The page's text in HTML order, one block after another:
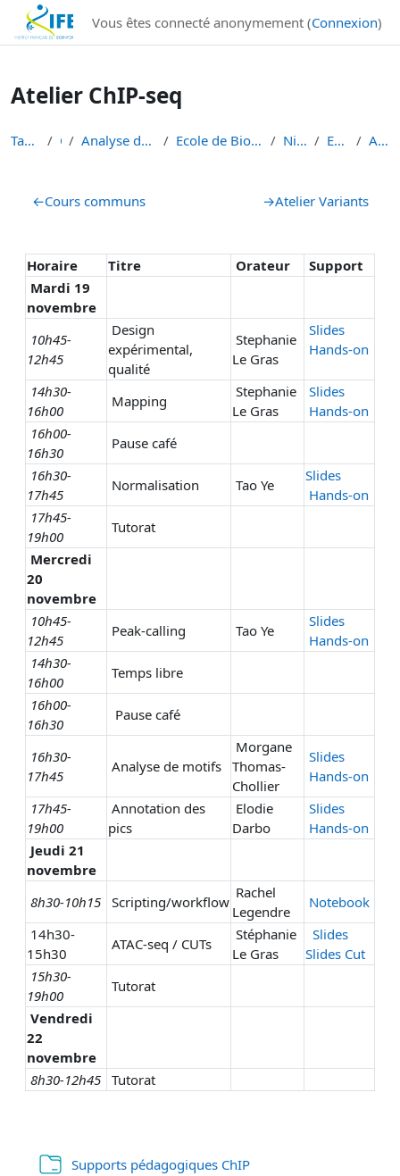
Institut Français de Bioinformatique - Les formations
Passer au contenu principalVous êtes connecté anonymement (Connexion)
Atelier ChIP-seq
Tableau de bord Cours Analyse de données de séquençage haut débit Ecole de Bioinformatique - IFB - Inserm - INRAe EB... Niveau 1 débutant EBAII Niv 1 2024 Atelier ChIP-seq
Résumé de section
←Cours communs →Atelier Variants
Horaire Titre Orateur
Support
Mardi 19
novembre
10h45-
12h45
Design
expérimental,
qualité
Stephanie
Le Gras
Slides
Hands-on
14h30-
16h00
Mapping
Stephanie
Le Gras
Slides
Hands-on
16h00-
16h30
Pause café
16h30-
17h45
Normalisation Tao Ye
Slides
Hands-on
17h45-
19h00
Tutorat
Mercredi
20
novembre
10h45-
12h45
Peak-calling Tao Ye
Slides
Hands-on
14h30-
16h00
Temps libre
16h00-
16h30
Pause café
16h30-
17h45
Analyse de motifs
Morgane
Thomas-
Chollier
Slides
Hands-on
17h45-
19h00
Annotation des
pics
Elodie
Darbo
Slides
Hands-on
Jeudi 21
novembre
8h30-10h15 Scripting/workflow
Rachel
Legendre
Notebook
14h30-
15h30
ATAC-seq / CUTs
Stéphanie
Le Gras
Slides
Slides Cut
15h30-
19h00
Tutorat
Vendredi
22
novembre
8h30-12h45 Tutorat
Supports pédagogiques ChIPDossier